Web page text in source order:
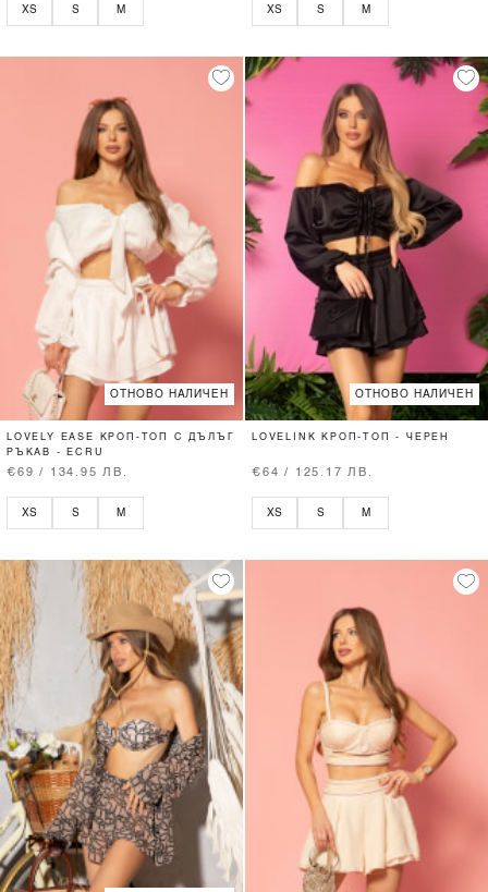
XS S M XS S M
ОТНОВО НАЛИЧЕН
LOVELY EASE КРОП-ТОП С ДЪЛЪГ
РЪКАВ - ECRU
€69 / 134.95 ЛВ.
XS S M
ОТНОВО НАЛИЧЕН
LOVELINK КРОП-ТОП - ЧЕРЕН
€64 / 125.17 ЛВ.
XS S M